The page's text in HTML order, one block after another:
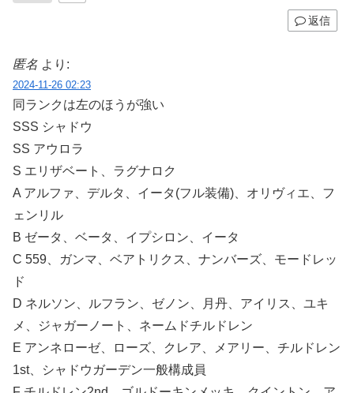
返信
匿名 より:
2024-11-26 02:23
同ランクは左のほうが強い
SSS シャドウ
SS アウロラ
S エリザベート、ラグナロク
A アルファ、デルタ、イータ(フル装備)、オリヴィエ、フ
ェンリル
B ゼータ、ベータ、イプシロン、イータ
C 559、ガンマ、ベアトリクス、ナンバーズ、モードレッ
ド
D ネルソン、ルフラン、ゼノン、月丹、アイリス、ユキ
メ、ジャガーノート、ネームドチルドレン
E アンネローゼ、ローズ、クレア、メアリー、チルドレン
1st、シャドウガーデン一般構成員